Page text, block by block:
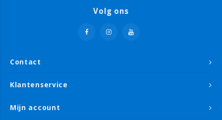
Contact
Volg ons
Klantenservice
Mijn account